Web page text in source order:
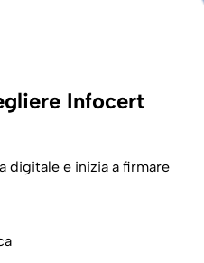
Infocert
digitale e inizia a firmare